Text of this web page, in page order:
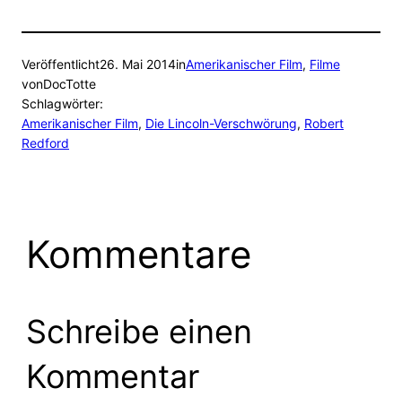
Veröffentlicht26. Mai 2014inAmerikanischer Film, Filme
vonDocTotte
Schlagwörter:
Amerikanischer Film, Die Lincoln-Verschwörung, Robert
Redford
Kommentare
Schreibe einen
Kommentar